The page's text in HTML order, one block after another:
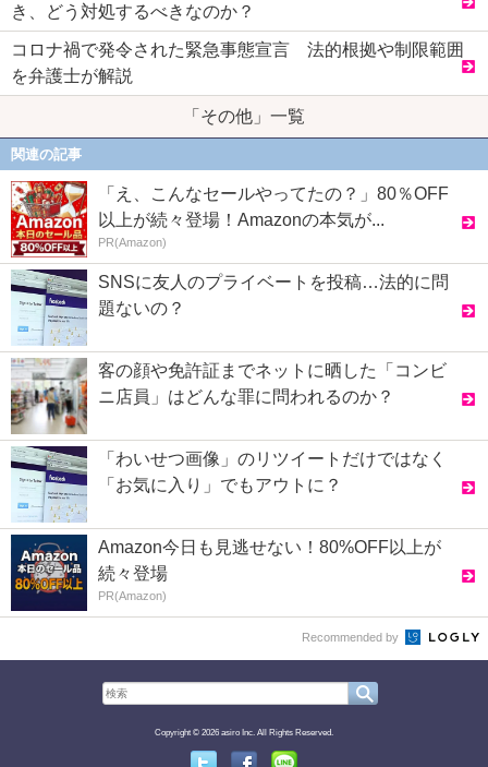
き、どう対処するべきなのか？
コロナ禍で発令された緊急事態宣言 法的根拠や制限範囲
を弁護士が解説
「その他」一覧
関連の記事
「え、こんなセールやってたの？」80％OFF
以上が続々登場！Amazonの本気が...
PR(Amazon)
SNSに友人のプライベートを投稿…法的に問
題ないの？
客の顔や免許証までネットに晒した「コンビ
ニ店員」はどんな罪に問われるのか？
「わいせつ画像」のリツイートだけではなく
「お気に入り」でもアウトに？
Amazon今日も見逃せない！80%OFF以上が
続々登場
PR(Amazon)
Recommended by
Copyright © 2026 asiro Inc. All Rights Reserved.